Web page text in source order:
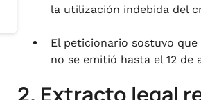
la utilización indebida del
El peticionario sostuvo que
no se emitió hasta el 12 de
2. Extracto legal